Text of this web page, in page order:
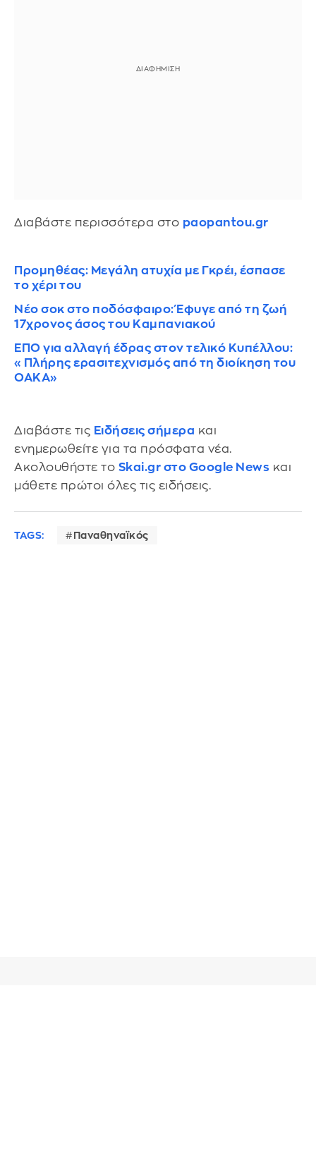
Διαβάστε περισσότερα στο paopantou.gr
Προμηθέας: Μεγάλη ατυχία με Γκρέι, έσπασε
το χέρι του
Νέο σοκ στο ποδόσφαιρο: Έφυγε από τη ζωή
17χρονος άσος του Καμπανιακού
ΕΠΟ για αλλαγή έδρας στον τελικό Κυπέλλου:
«Πλήρης ερασιτεχνισμός από τη διοίκηση του
ΟΑΚΑ»
Διαβάστε τις Ειδήσεις σήμερα και
ενημερωθείτε για τα πρόσφατα νέα.
Ακολουθήστε το Skai.gr στο Google News και
μάθετε πρώτοι όλες τις ειδήσεις.
TAGS: Παναθηναϊκός